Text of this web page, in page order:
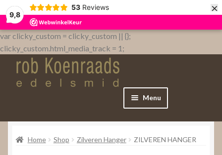
9,8
53 Reviews ×
var clicky_custom = clicky_custom || {};
clicky_custom.html_media_track = 1;
Menu
Home
Home Shop Zilveren Hanger ZILVEREN HANGER